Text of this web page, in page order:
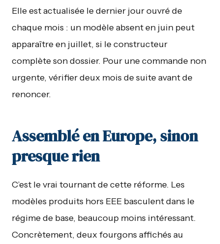
Elle est actualisée le dernier jour ouvré de
chaque mois : un modèle absent en juin peut
apparaître en juillet, si le constructeur
complète son dossier. Pour une commande non
urgente, vérifier deux mois de suite avant de
renoncer.
Assemblé en Europe, sinon
presque rien
C’est le vrai tournant de cette réforme. Les
modèles produits hors EEE basculent dans le
régime de base, beaucoup moins intéressant.
Concrètement, deux fourgons affichés au